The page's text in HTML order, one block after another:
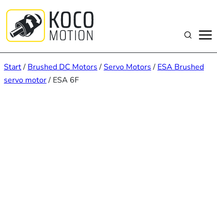
Inhalt
springen
Suchen
Start/ Brushed DC Motors /Servo Motors / ESA Brushed
servo motor/ ESA 6F